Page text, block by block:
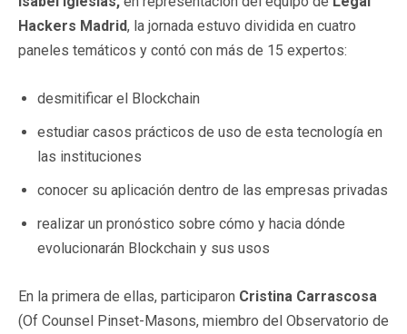
Hackers Madrid, la jornada estuvo dividida en cuatro
paneles temáticos y contó con más de 15 expertos:
desmitificar el Blockchain
estudiar casos prácticos de uso de esta tecnología en
las instituciones
conocer su aplicación dentro de las empresas privadas
realizar un pronóstico sobre cómo y hacia dónde
evolucionarán Blockchain y sus usos
En la primera de ellas, participaron Cristina Carrascosa
(Of Counsel Pinset-Masons, miembro del Observatorio de